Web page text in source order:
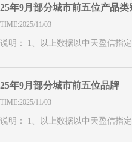
25年9月部分城市前五位产品类
TIME:2025/11/03
说明： 1、以上数据以中天盈信指
25年9月部分城市前五位品牌
TIME:2025/11/03
说明： 1、以上数据以中天盈信指